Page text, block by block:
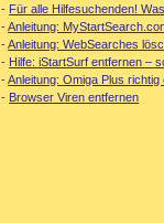
- Für alle Hilfesuchenden!
-Anleitung:
-Anleitung: WebSearches
- Hilfe: iStartSurf entfernen –
-Anleitung: Omiga Plus richtig
- Browser Viren entfernen